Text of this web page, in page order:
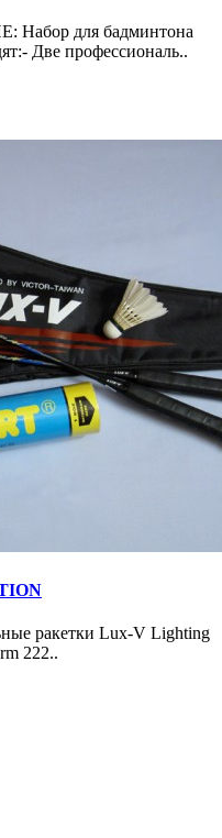
для бадминтона
Две профессиональ..
ракетки Lux-V Lighting
222..